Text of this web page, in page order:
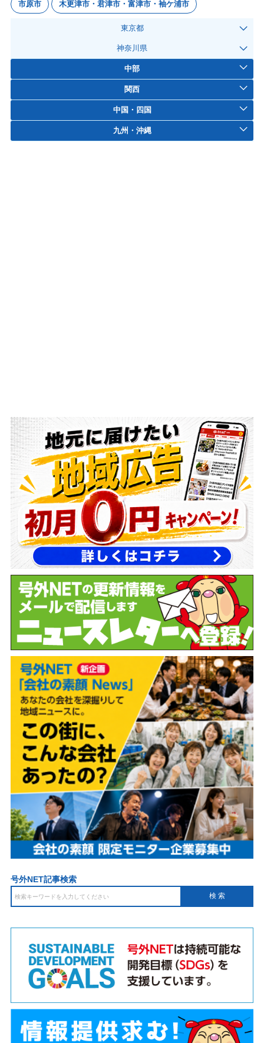
市原市 木更津市・君津市・富津市・袖ケ浦市
東京都
神奈川県
中部
関西
中国・四国
九州・沖縄
号外NET記事検索